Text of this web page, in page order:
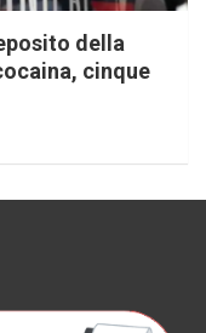
della
cinque